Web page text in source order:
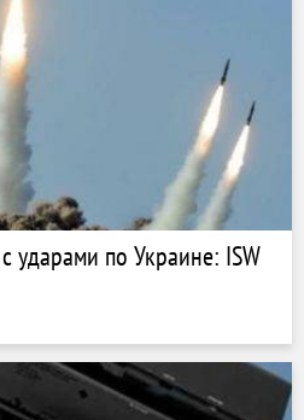
ударами по Украине: ISW